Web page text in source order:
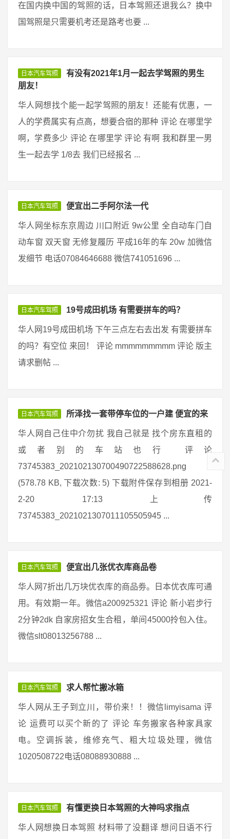
在国内换中国的驾照的话，日本驾照还退我么？换中
国驾照是只需要机考还是路考也要 ...
日本汽车驾照
有没有2021年1月一起去学驾照的男生
朋友！
华人网想找个能一起学驾照的朋友！还能有优惠，一
人的学费属实有点高，想要合宿的那种 评论 在哪里学
啊，学费多少 评论 在哪里学 评论 有啊 我和群里一男
生一起去学 1/8去 我们已经报名 ...
日本汽车驾照 便宜出二手阿尔法一代
华人网坐标东京周边 川口附近 9w公里 全自动车门自
动车窗 双天窗 无修复履历 平成16年的车 20w 加微信
发细节 电话07084646688 微信741051696 ...
日本汽车驾照 19号成田机场 有需要拼车的吗？
华人网19号成田机场 下午三点左右去出发 有需要拼车
的吗？有空位 来回！ 评论 mmmmmmmmm 评论 版主
请求删帖 ...
日本汽车驾照 所泽找一套带停车位的一户建 便宜的来
华人网自己住中介勿扰 我自己就是 找个房东直租的
或者别的车站也行 评论
73745383_202102130700490722588628.png
(578.78 KB, 下载次数: 5) 下载附件保存到相册 2021-
2-20 17:13 上传
73745383_2021021307011105505945 ...
日本汽车驾照 便宜出几张优衣库商品卷
华人网7折出几万块优衣库的商品劵。日本优衣库可通
用。有效期一年。微信a200925321 评论 新小岩步行
2分钟2dk 自家房招女生合租，单间45000拎包入住。
微信slt08013256788 ...
日本汽车驾照 求人帮忙搬冰箱
华人网从王子到立川，带价来！！微信limyisama 评
论 运费可以买个新的了 评论 车务搬家各种家具家
电。空调拆装，维修充气、粗大垃圾处理，微信
1020508722电话08088930888 ...
日本汽车驾照 有懂更换日本驾照的大神吗求指点
华人网想换日本驾照 材料带了没翻译 想问日语不行